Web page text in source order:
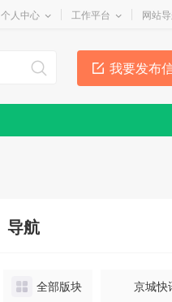
个人中心 工作平台 网站
我要发布
导航
全部版块 京城快